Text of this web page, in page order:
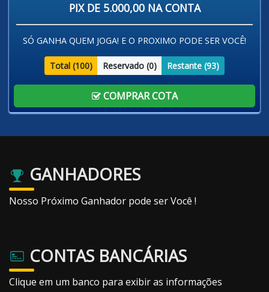
PIX DE 5.000,00 NA CONTA
SÓ GANHA QUEM JOGA! E O PROXIMO PODE SER VOCÊ!
Total (100) Reservado (0) Restante (93)
COMPRAR COTA
GANHADORES
Nosso Próximo Ganhador pode ser Você !
CONTAS BANCÁRIAS
Clique em um banco para exibir as informações